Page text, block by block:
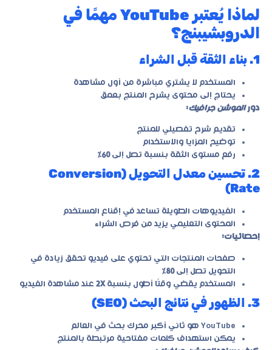
لماذا يُعتبر YouTube مهمًا في
الدروبشيبنج؟
1. بناء الثقة قبل الشراء
المستخدم لا يشتري مباشرة من أول مشاهدة
يحتاج إلى محتوى يشرح المنتج بعمق
دورالموشن جرافيك:
تقديم شرح تفصيلي للمنتج
توضيح المزايا والاستخدام
رفع مستوى الثقة بنسبة تصل إلى60٪
2. تحسين معدل التحويل (Conversion
Rate)
الفيديوهات الطويلة تساعد في إقناع المستخدم
المحتوى التعليمي يزيد من فرص الشراء
إحصائيات:
صفحات المنتجات التي تحتوي على فيديو تحقق زيادة في
التحويل تصل إلى80٪
المستخدم يقضي وقتًا أطول بنسبة2X عند مشاهدة الفيديو
3. الظهور في نتائج البحث (SEO)
YouTube هو ثاني أكبر محرك بحث في العالم
يمكن استهداف كلمات مفتاحية مرتبطة بالمنتج